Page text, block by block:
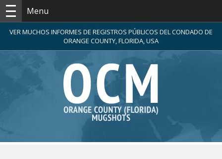
Menu
VER MUCHOS INFORMES DE REGISTROS PÚBLICOS DEL CONDADO DE
ORANGE COUNTY, FLORIDA, USA